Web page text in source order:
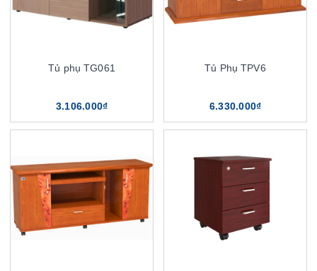
Tủ phụ TG061
3.106.000₫
Tủ Phụ TPV6
6.330.000₫